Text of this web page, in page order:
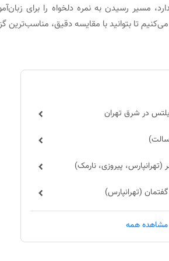
تا بتوانید با مقایسه دقیق، مناسب‌ترین
مشاهده همه